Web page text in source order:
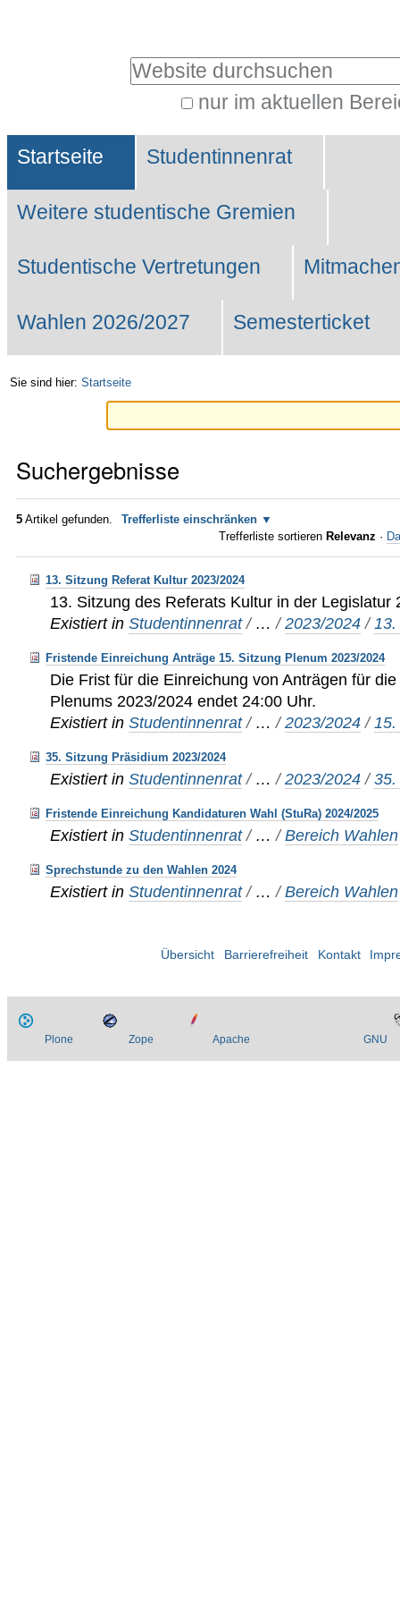
Website durchsuchen
nur im aktuellen
Suche…
Sektionen
Startseite Studentinnenrat
Weitere studentische Gremien
Studentische Vertretungen
Wahlen 2026/2027 Semesterticket
Sie sind hier: Startseite
Suchergebnisse
5 Artikel gefunden.
Trefferliste einschränken
Trefferliste sortieren Relevanz ·
13. Sitzung Referat Kultur 2023/2024
13. Sitzung des Referats Kultur in der Legislatur
Existiert in Studentinnenrat / …/2023/2024 /
Fristende Einreichung Anträge 15. Sitzung Plenum 2023/2024
Die Frist für die Einreichung von Anträgen für
Plenums 2023/2024 endet 24:00 Uhr.
Existiert in Studentinnenrat / …/2023/2024 /
35. Sitzung Präsidium 2023/2024
Existiert in Studentinnenrat / …/2023/2024 /
Fristende Einreichung Kandidaturen Wahl (StuRa) 2024/2025
Existiert in Studentinnenrat / …/Bereich Wahlen
Sprechstunde zu den Wahlen 2024
Existiert in Studentinnenrat / …/Bereich Wahlen
Übersicht Barrierefreiheit Kontakt
Plone Zope Apache GNU